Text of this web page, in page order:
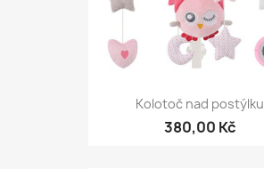
Kolotoč nad postýlku
380,00 Kč